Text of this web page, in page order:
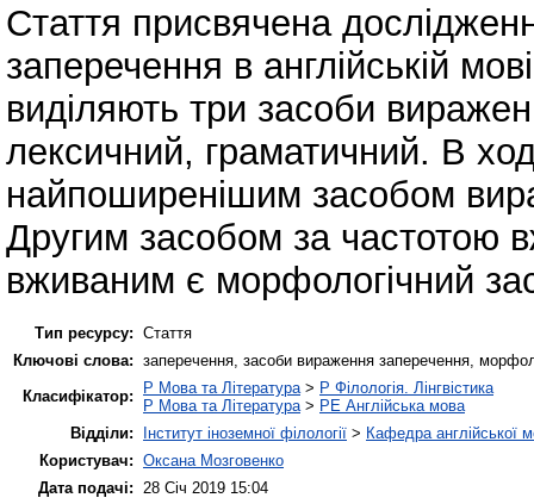
Стаття присвячена
заперечення в англійській
виділяють три засоби
лексичний, граматичний. В
найпоширенішим засобом
Другим засобом за частотою
вживаним є морфологічний
Тип ресурсу: Стаття
Ключові слова: заперечення, засоби вираження заперечення,
Класифікатор:
P Мова та Література > P Філологія. Лінгвістика
P Мова та Література > PE Англійська мова
Відділи:
Інститут іноземної філології > Кафедра англійської
Користувач: Оксана Мозговенко
Дата подачі:
28 Січ 2019 15:04